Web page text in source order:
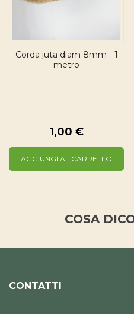
Corda juta diam 8mm - 1
metro
1,00 €
AGGIUNGI AL CARRELLO
COSA
CONTATTI